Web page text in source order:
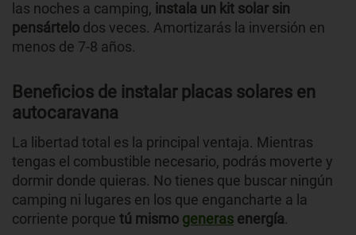
las noches a camping, instala un kit solar sin
pensártelo dos veces. Amortizarás la inversión en
menos de 7-8 años.
Beneficios de instalar placas solares en
autocaravana
La libertad total es la principal ventaja. Mientras
tengas el combustible necesario, podrás moverte y
dormir donde quieras. No tienes que buscar ningún
camping ni lugares en los que engancharte a la
corriente porque tú mismo generas energía.